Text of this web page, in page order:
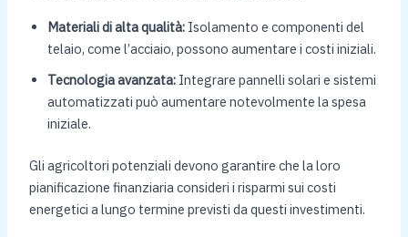
Materiali di alta qualità:Isolamento e componenti del
telaio, come l’acciaio, possono aumentare i costi iniziali.
Tecnologia avanzata:Integrare pannelli solari e sistemi
automatizzati può aumentare notevolmente la spesa
iniziale.
Gli agricoltori potenziali devono garantire che la loro
pianificazione finanziaria consideri i risparmi sui costi
energetici a lungo termine previsti da questi investimenti.